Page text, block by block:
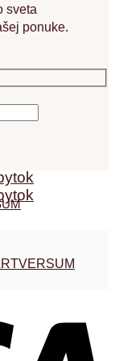
sveta
ponuke.